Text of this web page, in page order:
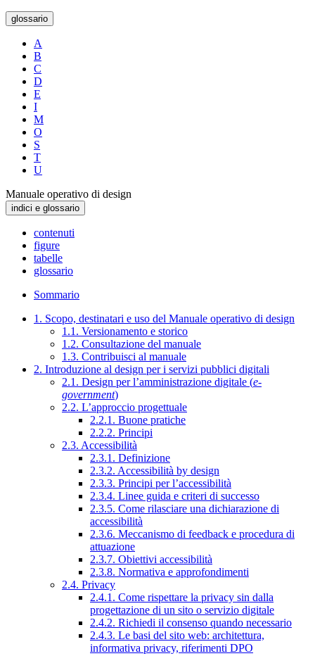
glossario
A
B
C
D
E
I
M
O
S
T
U
Manuale operativo di design
indici e glossario
contenuti
figure
tabelle
glossario
Sommario
1. Scopo, destinatari e uso del Manuale operativo di design
1.1. Versionamento e storico
1.2. Consultazione del manuale
1.3. Contribuisci al manuale
2. Introduzione al design per i servizi pubblici digitali
2.1. Design per l’amministrazione digitale (e-
government)
2.2. L’approccio progettuale
2.2.1. Buone pratiche
2.2.2. Principi
2.3. Accessibilità
2.3.1. Definizione
2.3.2. Accessibilità by design
2.3.3. Principi per l’accessibilità
2.3.4. Linee guida e criteri di successo
2.3.5. Come rilasciare una dichiarazione di
accessibilità
2.3.6. Meccanismo di feedback e procedura di
attuazione
2.3.7. Obiettivi accessibilità
2.3.8. Normativa e approfondimenti
2.4. Privacy
2.4.1. Come rispettare la privacy sin dalla
progettazione di un sito o servizio digitale
2.4.2. Richiedi il consenso quando necessario
2.4.3. Le basi del sito web: architettura,
informativa privacy, riferimenti DPO